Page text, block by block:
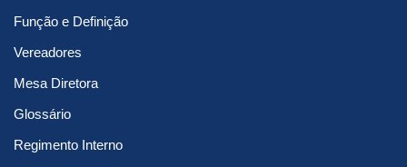
Função e Definição
Vereadores
Mesa Diretora
Glossário
Regimento Interno